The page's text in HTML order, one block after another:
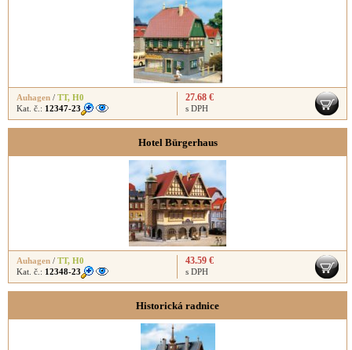
Auhagen / TT, H0
Kat. č.: 12347-23
27.68 €
s DPH
Hotel Bürgerhaus
Auhagen / TT, H0
Kat. č.: 12348-23
43.59 €
s DPH
Historická radnice